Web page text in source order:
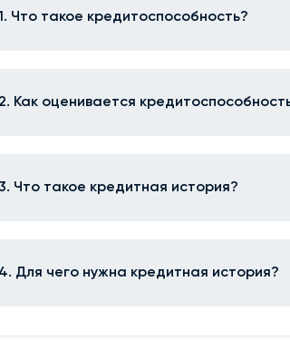
Что такое кредитоспособность?
2. Как оценивается
3. Что такое кредитная история?
4. Для чего нужна кредитная история?